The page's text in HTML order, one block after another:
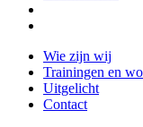
naar
inhoud
Wie zijn wij
Trainingen en
Uitgelicht
Contact